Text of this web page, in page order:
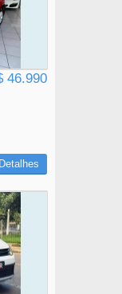
46.990
Detalhes